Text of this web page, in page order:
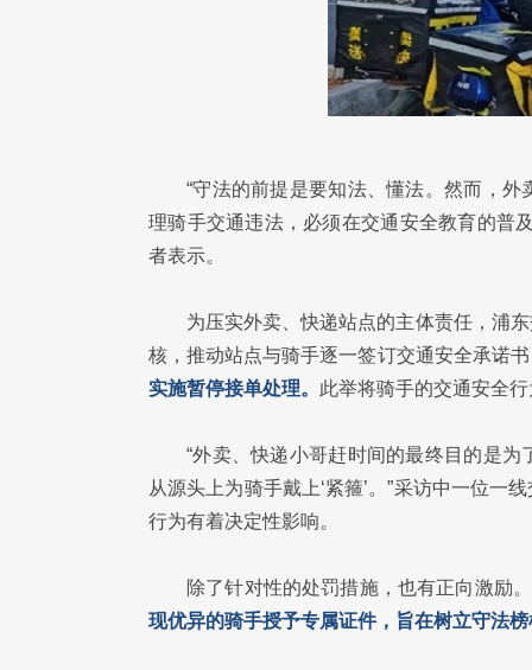
“守法的前提是要知法、懂法。然而，
理骑手交通违法，必须在交通安全教育的普
者表示。
为压实外卖、快递站点的主体责任，浦
核，推动站点与骑手逐一签订交通安全承诺
实施暂停接单处理。 此举将骑手的交通安全
“外卖、快递小哥赶时间的最终目的是
从源头上为骑手戴上‘紧箍’。”采访中一位一
行为有着决定性影响。
除了针对性的处罚措施，也有正向激励
现优异的骑手授予专属证件，旨在树立守法